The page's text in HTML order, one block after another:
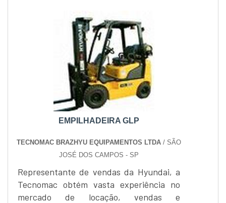
Empilhadeiras por meio de seu telelefone
ou email pedindo mais informações sobr...
EMPILHADEIRA GLP
TECNOMAC BRAZHYU EQUIPAMENTOS LTDA / SÃO
JOSÉ DOS CAMPOS - SP
Representante de vendas da Hyundai, a
Tecnomac obtém vasta experiência no
mercado de locação, vendas e